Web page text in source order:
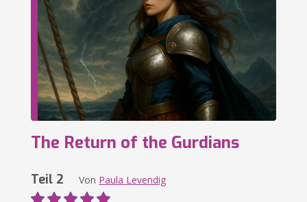
The Return of the Gurdians
Teil 2 Von Paula Levendig